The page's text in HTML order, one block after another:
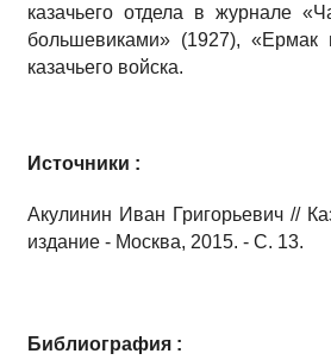
казачьего отдела в журнале
большевиками» (1927), «Ермак
казачьего войска.
Источники :
Акулинин Иван Григорьевич //
издание - Москва, 2015. - С. 13.
Библиография :